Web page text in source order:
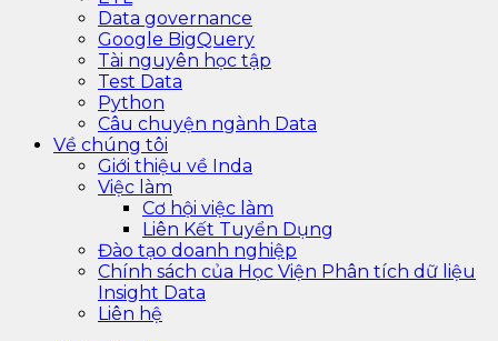
Data governance
Google BigQuery
Tài nguyên học tập
Test Data
Python
Câu chuyện ngành Data
Về chúng tôi
Giới thiệu về Inda
Việc làm
Cơ hội việc làm
Liên Kết Tuyển Dụng
Đào tạo doanh nghiệp
Chính sách của Học Viện Phân tích dữ liệu
Insight Data
Liên hệ